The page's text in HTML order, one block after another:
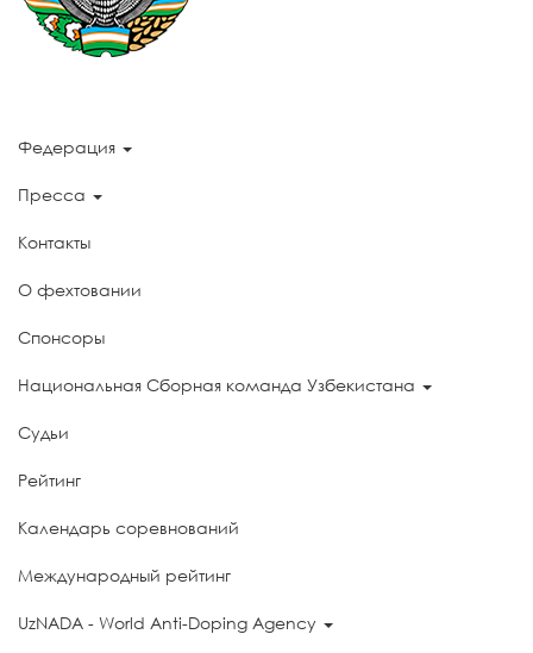
Федерация
Пресса
Контакты
О фехтовании
Спонсоры
Национальная Сборная команда Узбекистана
Судьи
Рейтинг
Календарь соревнований
Международный рейтинг
UzNADA - World Anti-Doping Agency